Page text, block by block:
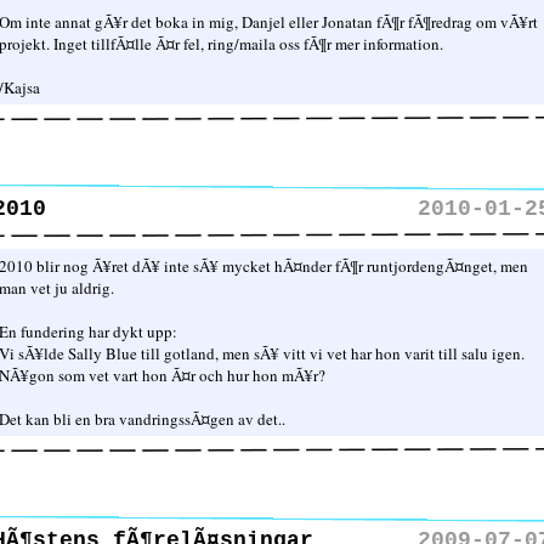
Om inte annat gÃ¥r det boka in mig, Danjel eller Jonatan fÃ¶r fÃ¶redrag om vÃ¥rt
projekt. Inget tillfÃ¤lle Ã¤r fel, ring/maila oss fÃ¶r mer information.
/Kajsa
2010-01-
2010 blir nog Ã¥ret dÃ¥ inte sÃ¥ mycket hÃ¤nder fÃ¶r runtjordengÃ¤nget, men
man vet ju aldrig.
En fundering har dykt upp:
Vi sÃ¥lde Sally Blue till gotland, men sÃ¥ vitt vi vet har hon varit till salu igen.
NÃ¥gon som vet vart hon Ã¤r och hur hon mÃ¥r?
Det kan bli en bra vandringssÃ¤gen av det..